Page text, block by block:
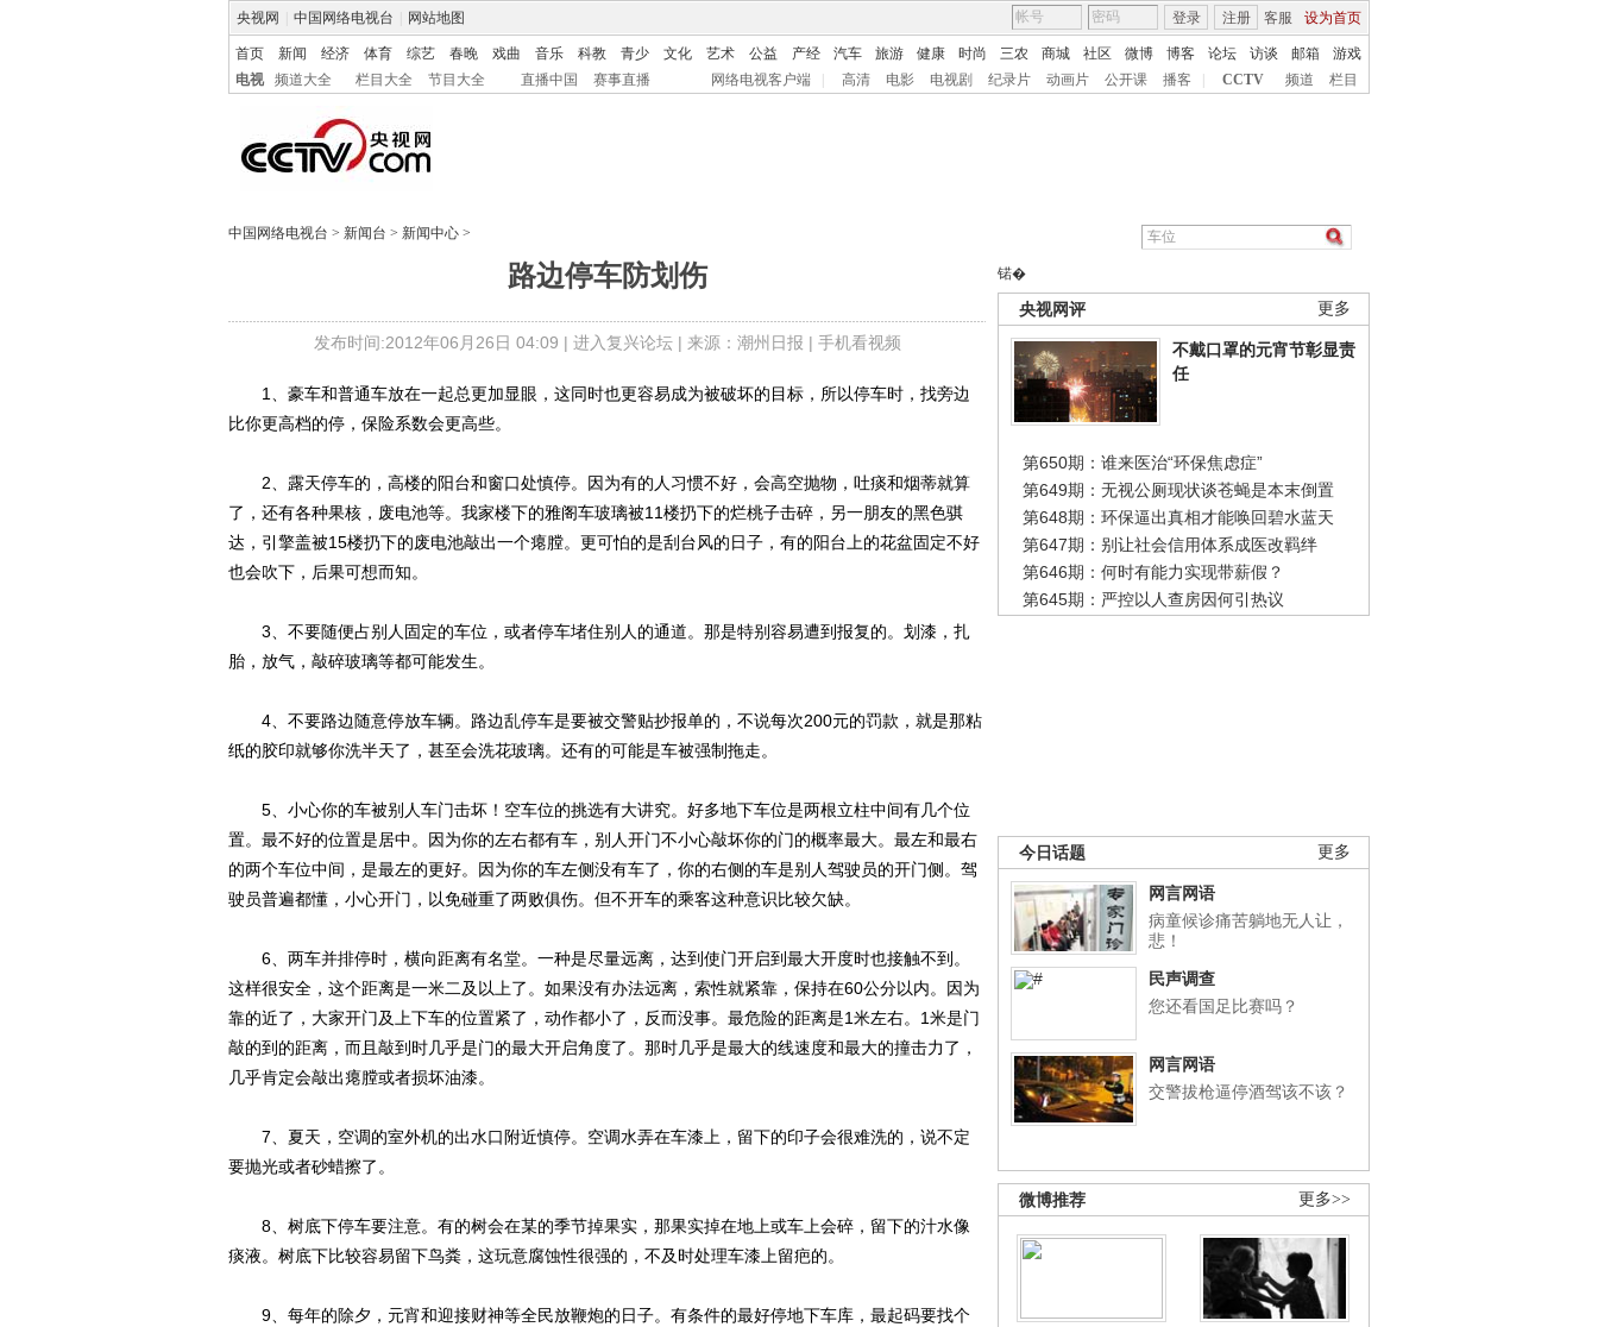
央视网 中国网络电视台 网站地图 客服 设为首页
登录 注册
首页 新闻 经济 体育 综艺 春晚 戏曲 音乐 科教 青少 文化 艺术 公益 产经 汽车 旅游 健康 时尚 三农 商城 社区 微博 博客 论坛 访谈 邮箱
游戏
电视
频道大全 栏目大全 节目大全 直播中国 赛事直播 网络电视客户端 高清 电影 电视剧 纪录片 动画片 公开课 播客 CCTV 频道 栏目
中国网络电视台 > 新闻台 > 新闻中心 >
路边停车防划伤
发布时间:2012年06月26日 04:09 | 进入复兴论坛| 来源：潮州日报 | 手机看视频
锘�
更多
央视网评
不戴口罩的元宵节彰显责
任
第650期：谁来医治“环保焦虑症”
第649期：无视公厕现状谈苍蝇是本末倒置
第648期：环保逼出真相才能唤回碧水蓝天
第647期：别让社会信用体系成医改羁绊
第646期：何时有能力实现带薪假？
第645期：严控以人查房因何引热议
更多
今日话题
网言网语
病童候诊痛苦躺地无人让，
悲！
民声调查
您还看国足比赛吗？
网言网语
交警拔枪逼停酒驾该不该？
更多>>
微博推荐
1、豪车和普通车放在一起总更加显眼，这同时也更容易成为被破坏的目标，所以停车时，找旁边
比你更高档的停，保险系数会更高些。
2、露天停车的，高楼的阳台和窗口处慎停。因为有的人习惯不好，会高空抛物，吐痰和烟蒂就算
了，还有各种果核，废电池等。我家楼下的雅阁车玻璃被11楼扔下的烂桃子击碎，另一朋友的黑色骐
达，引擎盖被15楼扔下的废电池敲出一个瘪膛。更可怕的是刮台风的日子，有的阳台上的花盆固定不好
也会吹下，后果可想而知。
3、不要随便占别人固定的车位，或者停车堵住别人的通道。那是特别容易遭到报复的。划漆，扎
胎，放气，敲碎玻璃等都可能发生。
4、不要路边随意停放车辆。路边乱停车是要被交警贴抄报单的，不说每次200元的罚款，就是那粘
纸的胶印就够你洗半天了，甚至会洗花玻璃。还有的可能是车被强制拖走。
5、小心你的车被别人车门击坏！空车位的挑选有大讲究。好多地下车位是两根立柱中间有几个位
置。最不好的位置是居中。因为你的左右都有车，别人开门不小心敲坏你的门的概率最大。最左和最右
的两个车位中间，是最左的更好。因为你的车左侧没有车了，你的右侧的车是别人驾驶员的开门侧。驾
驶员普遍都懂，小心开门，以免碰重了两败俱伤。但不开车的乘客这种意识比较欠缺。
6、两车并排停时，横向距离有名堂。一种是尽量远离，达到使门开启到最大开度时也接触不到。
这样很安全，这个距离是一米二及以上了。如果没有办法远离，索性就紧靠，保持在60公分以内。因为
靠的近了，大家开门及上下车的位置紧了，动作都小了，反而没事。最危险的距离是1米左右。1米是门
敲的到的距离，而且敲到时几乎是门的最大开启角度了。那时几乎是最大的线速度和最大的撞击力了，
几乎肯定会敲出瘪膛或者损坏油漆。
7、夏天，空调的室外机的出水口附近慎停。空调水弄在车漆上，留下的印子会很难洗的，说不定
要抛光或者砂蜡擦了。
8、树底下停车要注意。有的树会在某的季节掉果实，那果实掉在地上或车上会碎，留下的汁水像
痰液。树底下比较容易留下鸟粪，这玩意腐蚀性很强的，不及时处理车漆上留疤的。
9、每年的除夕，元宵和迎接财神等全民放鞭炮的日子。有条件的最好停地下车库，最起码要找个